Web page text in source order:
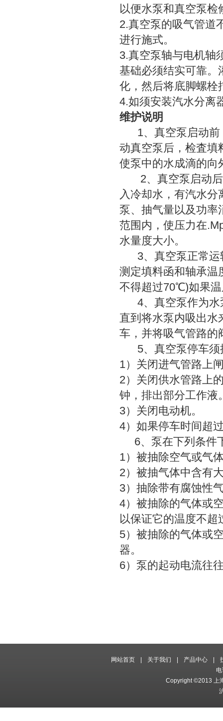
以便水泵和真空泵检
2.真空泵的吸气管道
进行施式。
3.真空泵轴与电机轴
基础必须结实可靠。
化，然后将底脚螺栓
4.如须安装汽水分离
维护说明
1、真空泵启动前
动真空泵后，检査填
使泵中的水成滴的向
2、真空泵启动后
入冷却水，有汽水
泵、抽气量以及功率
范围内，使压力在
水量度大小。
3、真空泵正常运
测定填料函和轴承
不得超过70℃)如果
4、真空泵作为水
直到将水泵内吸出水
车，并将吸气管路的
5、真空泵停车须
1）关闭进气管路上
2）关闭供水管路上
钟，排出部分工作液
3）关闭电动机。
4）如果停车时间超
6、泵在下列条件
1）被抽除空气或气
2）被抽气体中含有
3）抽除带有腐蚀性
4）被抽除的气体或
以保证它的温度不
5）被抽除的气体或
器。
6）泵的起动电流往
网站首页 关于我们 产品中心
Copyright ©2013 上